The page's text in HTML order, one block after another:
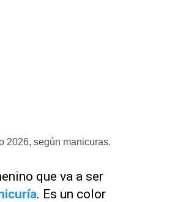
2026, según manicuras.
que va a ser
. Es un color